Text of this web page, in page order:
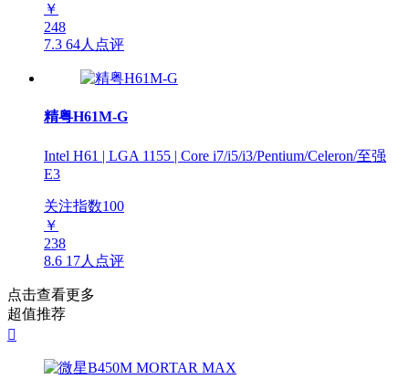
￥
248
7.3 64人点评
精粤H61M-G
Intel H61 | LGA 1155 | Core i7/i5/i3/Pentium/Celeron/至强
E3
关注指数100
￥
238
8.6 17人点评
点击查看更多
超值推荐
